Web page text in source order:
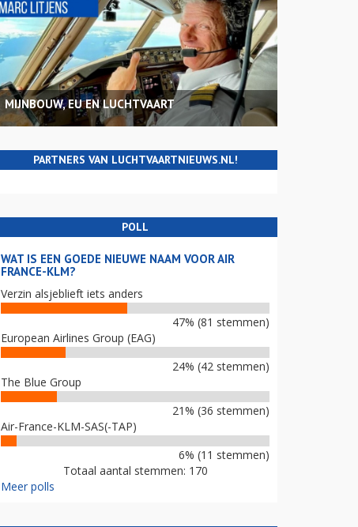
MIJNBOUW, EU EN LUCHTVAART
PARTNERS VAN LUCHTVAARTNIEUWS.NL!
POLL
WAT IS EEN GOEDE NIEUWE NAAM VOOR AIR
FRANCE-KLM?
Verzin alsjeblieft iets anders
47% (81 stemmen)
European Airlines Group (EAG)
24% (42 stemmen)
The Blue Group
21% (36 stemmen)
Air-France-KLM-SAS(-TAP)
6% (11 stemmen)
Totaal aantal stemmen: 170
Meer polls